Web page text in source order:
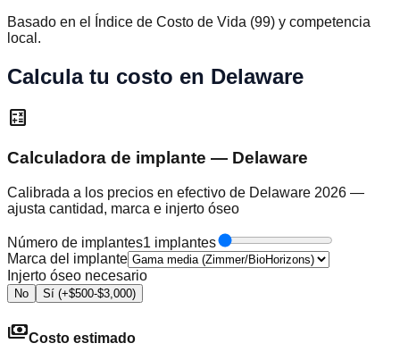
Basado en el Índice de Costo de Vida (99) y competencia
local.
Calcula tu costo en Delaware
calculate
Calculadora de implante — Delaware
Calibrada a los precios en efectivo de Delaware 2026 —
ajusta cantidad, marca e injerto óseo
Número de implantes1 implantes
Marca del implante
Injerto óseo necesario
No Sí (+$500-$3,000)
paymentsCosto estimado